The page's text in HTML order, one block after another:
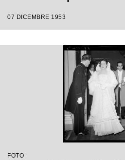
con la regia di Tatiana
07 DICEMBRE 1953
FOTO